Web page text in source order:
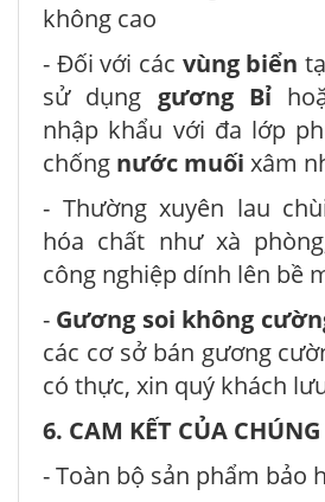
không cao
- Đối với các vùng biển
sử dụng gương Bỉ
nhập khẩu với đa lớp
chống nước muối xâm
- Thường xuyên lau
hóa chất như xà
công nghiệp dính lên bề
- Gương soi không
các cơ sở bán gương
có thực, xin quý khách
6. CAM KẾT CỦA
- Toàn bộ sản phẩm bảo